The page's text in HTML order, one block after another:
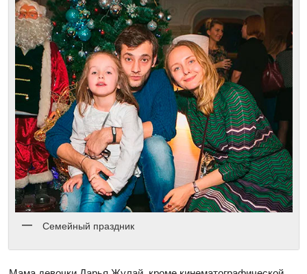
Семейный праздник